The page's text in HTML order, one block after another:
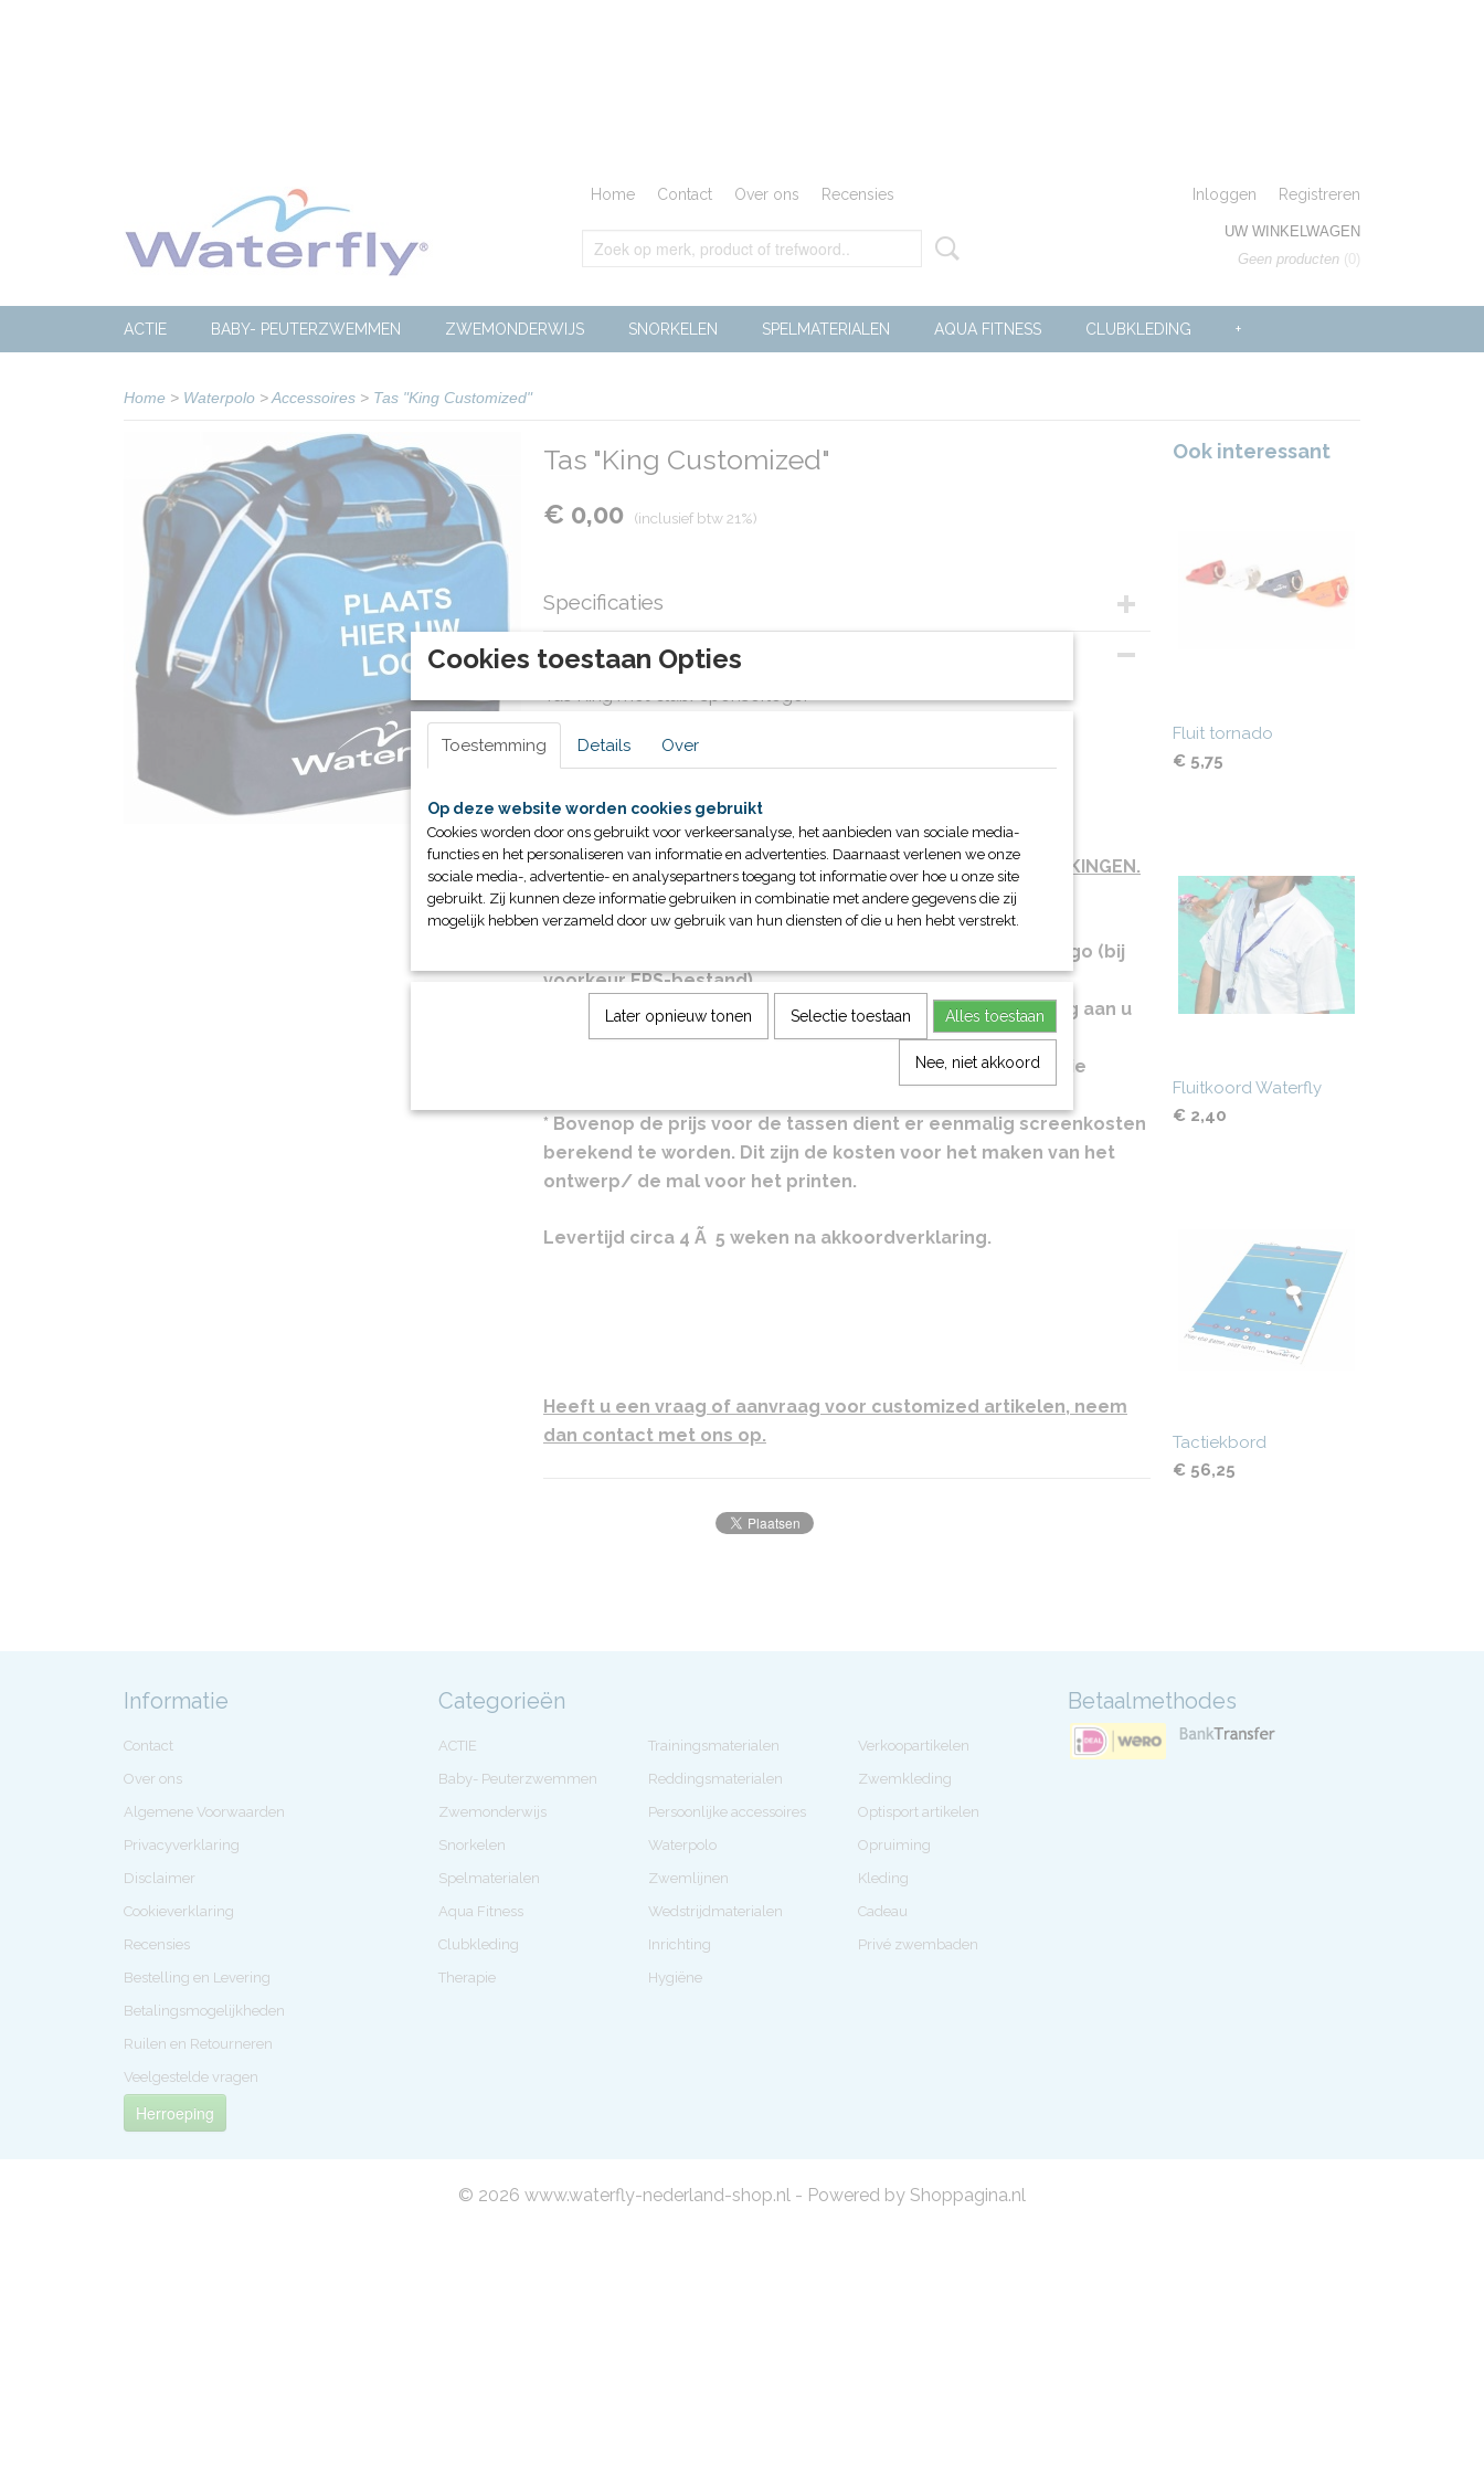
Home Contact Over ons Recensies Inloggen Registreren
UW WINKELWAGEN
Geen producten (0)
ACTIE BABY- PEUTERZWEMMEN ZWEMONDERWIJS SNORKELEN SPELMATERIALEN AQUA FITNESS CLUBKLEDING +
Home > Waterpolo >Accessoires > Tas "King Customized"
Tas "King Customized"
€ 0,00 (inclusief btw 21%)
Specificaties
Omschrijving
Tas King met club/sponsorlogo.
Diverse kleuren mogelijk.
Minimale afname is 1 team.
DE PRIJS IS GEHEEL AFHANKELIJK VAN DE LOGO`S/ BEDRUKKINGEN.
Leveringsprocedure bij "Customized" artikelen:
* Aanlevering door u van de wensen inclusief eventueel logo (bij
voorkeur EPS-bestand)
* Een digitaal voorbeeld word gemaakt en ter goedkeuring aan u
voorgelegd
* Na ontvangst van uw akkoordverklaring word de productie
* Bovenop de prijs voor de tassen dient er eenmalig screenkosten
berekend te worden. Dit zijn de kosten voor het maken van het
ontwerp/ de mal voor het printen.
Levertijd circa 4 Ã 5 weken na akkoordverklaring.
Heeft u een vraag of aanvraag voor customized artikelen, neem
dan contact met ons op.
Ook interessant
Fluit tornado
€ 5,75
Fluitkoord Waterfly
€ 2,40
Tactiekbord
€ 56,25
Informatie
Contact
Over ons
Algemene Voorwaarden
Privacyverklaring
Disclaimer
Cookieverklaring
Recensies
Bestelling en Levering
Betalingsmogelijkheden
Ruilen en Retourneren
Veelgestelde vragen
Herroeping
Categorieën
ACTIE
Baby- Peuterzwemmen
Zwemonderwijs
Snorkelen
Spelmaterialen
Aqua Fitness
Clubkleding
Therapie
Trainingsmaterialen
Reddingsmaterialen
Persoonlijke accessoires
Waterpolo
Zwemlijnen
Wedstrijdmaterialen
Inrichting
Hygiëne
Verkoopartikelen
Zwemkleding
Optisport artikelen
Opruiming
Kleding
Cadeau
Privé zwembaden
Betaalmethodes
© 2026 www.waterfly-nederland-shop.nl - Powered by Shoppagina.nl
Cookies toestaan Opties
Toestemming Details Over
Op deze website worden cookies gebruikt
Cookies worden door ons gebruikt voor verkeersanalyse, het aanbieden van sociale media-
functies en het personaliseren van informatie en advertenties. Daarnaast verlenen we onze
sociale media-, advertentie- en analysepartners toegang tot informatie over hoe u onze site
gebruikt. Zij kunnen deze informatie gebruiken in combinatie met andere gegevens die zij
mogelijk hebben verzameld door uw gebruik van hun diensten of die u hen hebt verstrekt.
Later opnieuw tonen Selectie toestaan Alles toestaan
Nee, niet akkoord